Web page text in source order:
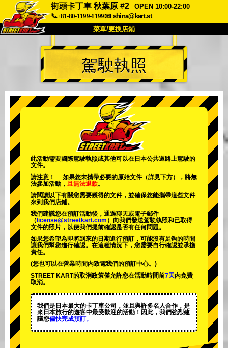
街頭卡丁車 秋葉原 #2
OPEN 10:00-22:00
📞+81-80-1199-1199📧 shina@kart.st
菜單/更換店鋪
首頁
關於我們 規格 價格
公司 預訂
更換店鋪
東京 秋葉原 #2 東京 澀谷
東京 澀谷分店
東京 淺草
沖繩
駕駛執照
此活動需要國際駕駛執照或其他可以在日本公共道路上駕駛的
文件。
請注意！ 如果您未攜帶必要的原始文件（詳見下方），將無
法參加活動， 且無法退款。
請閱讀以下有關您需要獲得的文件，並確保您能攜帶這些文件
來到我們店鋪。
我們建議您在預訂活動後，通過聊天或電子郵件
（ license@streetkart.com ）向我們發送駕駛執照和已取得
文件的照片，以便我們提前確認是否有任何問題。
如果您希望為即將到來的日期進行預訂，可能沒有足夠的時間
讓我們幫您進行確認。在這種情況下，您需要自行確認並承擔
責任。
(您也可以在營業時間內致電我們的預訂中心。)
STREET KART的取消政策僅允許您在活動時間前7天內免費
取消。
我們是日本最大的卡丁車公司，並且與許多名人合作，是
來日本旅行的遊客中最受歡迎的活動 ！因此，我們強烈建
議您儘快完成預訂。